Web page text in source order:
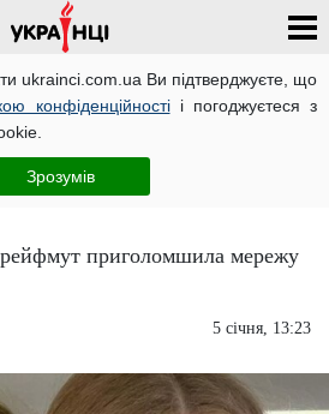
ukrainci.com.ua Ви підтверджуєте, що
конфіденційностіі погоджуєтеся з
ЗрозумівФреймут вразила
способом життя: у вас
приголомшила мережу
5 січня, 13:23